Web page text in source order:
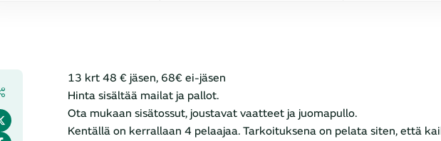
13 krt 48 € jäsen, 68€ ei-jäsen
Hinta sisältää mailat ja pallot.
Ota mukaan sisätossut, joustavat vaatteet ja juomapullo.
Kentällä on kerrallaan 4 pelaajaa. Tarkoituksena on pelata siten, että